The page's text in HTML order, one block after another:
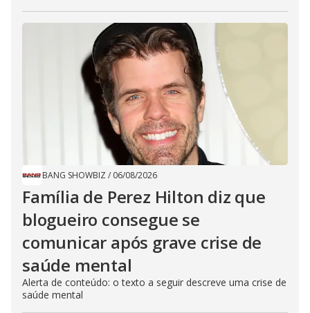
BANG SHOWBIZ / 06/08/2026
Família de Perez Hilton diz que
blogueiro consegue se
comunicar após grave crise de
saúde mental
Alerta de conteúdo: o texto a seguir descreve uma crise de
saúde mental